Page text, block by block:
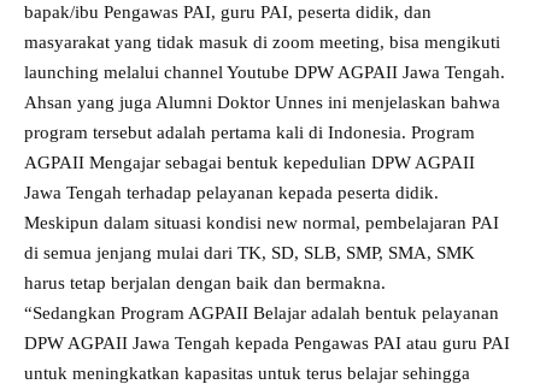
bapak/ibu Pengawas PAI, guru PAI, peserta didik, dan
masyarakat yang tidak masuk di zoom meeting, bisa mengikuti
launching melalui channel Youtube DPW AGPAII Jawa Tengah.
Ahsan yang juga Alumni Doktor Unnes ini menjelaskan bahwa
program tersebut adalah pertama kali di Indonesia. Program
AGPAII Mengajar sebagai bentuk kepedulian DPW AGPAII
Jawa Tengah terhadap pelayanan kepada peserta didik.
Meskipun dalam situasi kondisi new normal, pembelajaran PAI
di semua jenjang mulai dari TK, SD, SLB, SMP, SMA, SMK
harus tetap berjalan dengan baik dan bermakna.
“Sedangkan Program AGPAII Belajar adalah bentuk pelayanan
DPW AGPAII Jawa Tengah kepada Pengawas PAI atau guru PAI
untuk meningkatkan kapasitas untuk terus belajar sehingga